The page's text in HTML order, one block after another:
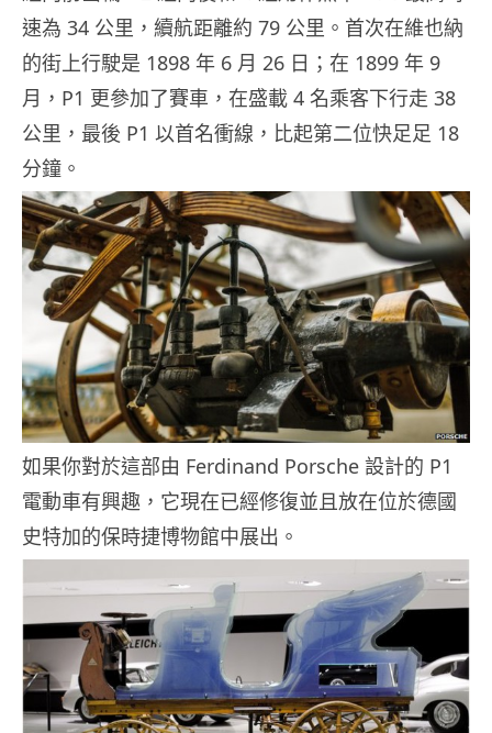
速為 34 公里，續航距離約 79 公里。首次在維也納
的街上行駛是 1898 年 6 月 26 日；在 1899 年 9
月，P1 更參加了賽車，在盛載 4 名乘客下行走 38
公里，最後 P1 以首名衝線，比起第二位快足足 18
分鐘。
如果你對於這部由 Ferdinand Porsche 設計的 P1
電動車有興趣，它現在已經修復並且放在位於德國
史特加的保時捷博物館中展出。